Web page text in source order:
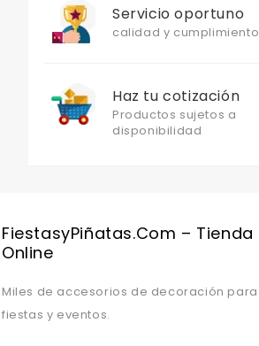
Servicio oportuno
calidad y cumplimiento
Haz tu cotización
Productos sujetos a
disponibilidad
FiestasyPiñatas.com – Tienda
Online
Miles de accesorios de decoración para
fiestas y eventos.